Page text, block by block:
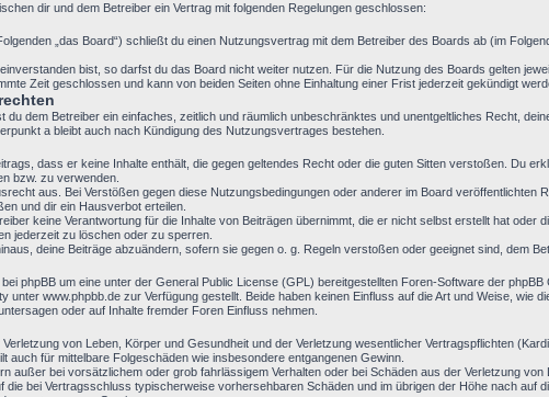
dir und dem Betreiber ein Vertrag mit folgenden Regelungen geschlossen:
„das Board“) schließt du einen Nutzungsvertrag mit dem Betreiber des Boards ab (im
bist, so darfst du das Board nicht weiter nutzen. Für die Nutzung des Boards gelten
Zeit geschlossen und kann von beiden Seiten ohne Einhaltung einer Frist jederzeit gekündigt
du dem Betreiber ein einfaches, zeitlich und räumlich unbeschränktes und unentgeltliches Recht,
a bleibt auch nach Kündigung des Nutzungsvertrages bestehen.
dass er keine Inhalte enthält, die gegen geltendes Recht oder die guten Sitten verstoßen. Du
bzw. zu verwenden.
aus. Bei Verstößen gegen diese Nutzungsbedingungen oder anderer im Board veröffentlichten
und dir ein Hausverbot erteilen.
keine Verantwortung für die Inhalte von Beiträgen übernimmt, die er nicht selbst erstellt hat oder
jederzeit zu löschen oder zu sperren.
deine Beiträge abzuändern, sofern sie gegen o. g. Regeln verstoßen oder geeignet sind, dem
phpBB um eine unter der General Public License (GPL) bereitgestellten Foren-Software der
unter www.phpbb.de zur Verfügung gestellt. Beide haben keinen Einfluss auf die Art und Weise, wie
oder auf Inhalte fremder Foren Einfluss nehmen.
von Leben, Körper und Gesundheit und der Verletzung wesentlicher Vertragspflichten
auch für mittelbare Folgeschäden wie insbesondere entgangenen Gewinn.
außer bei vorsätzlichem oder grob fahrlässigem Verhalten oder bei Schäden aus der Verletzung
die bei Vertragsschluss typischerweise vorhersehbaren Schäden und im übrigen der Höhe nach